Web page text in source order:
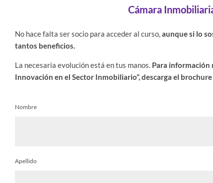
Cámara
No hace falta ser socio para acceder al curso,aunque si lo
tantos beneficios.
La necesaria evolución está en tus manos. Para información
Innovación en el Sector Inmobiliario”, descarga el
Nombre
Apellido